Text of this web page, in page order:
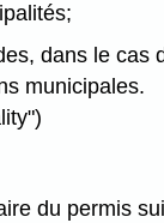
dans le cas
municipales.
du permis